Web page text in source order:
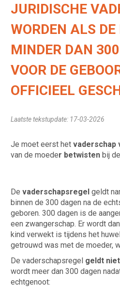
JURIDISCHE
WORDEN ALS DE
MINDER DAN
VOOR DE
OFFICIEEL
Laatste tekstupdate: 17-03-2026
Je moet eerst hetvaderschap
van de moeder betwisten bij
Devaderschapsregel geldt
binnen de 300 dagen na de
geboren. 300 dagen is de
een zwangerschap. Er wordt
kind verwekt is tijdens het
getrouwd was met de moeder,
De vaderschapsregel geldt
wordt meer dan 300 dagen
echtgenoot: